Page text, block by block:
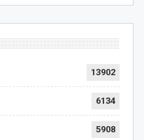
13902
6134
5908